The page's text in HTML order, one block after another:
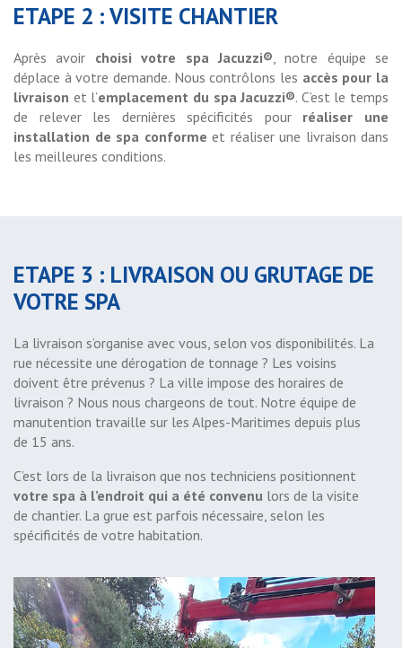
ETAPE 2 : VISITE CHANTIER
Après avoir choisi votre spa Jacuzzi® , notre équipe se
déplace à votre demande. Nous contrôlons les accès pour la
livraison et l’emplacement du spa Jacuzzi®. C’est le temps
de relever les dernières spécificités pour réaliser une
installation de spa conforme et réaliser une livraison dans
les meilleures conditions.
ETAPE 3 : LIVRAISON OU GRUTAGE DE
VOTRE SPA
La livraison s’organise avec vous, selon vos disponibilités. La
rue nécessite une dérogation de tonnage ? Les voisins
doivent être prévenus ? La ville impose des horaires de
livraison ? Nous nous chargeons de tout. Notre équipe de
manutention travaille sur les Alpes-Maritimes depuis plus
de 15 ans.
C’est lors de la livraison que nos techniciens positionnent
votre spa à l’endroit qui a été convenu lors de la visite
de chantier. La grue est parfois nécessaire, selon les
spécificités de votre habitation.